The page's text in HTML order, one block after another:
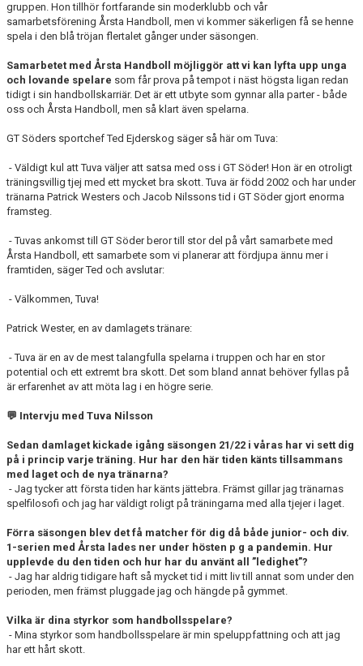
gruppen. Hon tillhör fortfarande sin moderklubb och vår
samarbetsförening Årsta Handboll, men vi kommer säkerligen få se henne
spela i den blå tröjan flertalet gånger under säsongen.
Samarbetet med Årsta Handboll möjliggör att vi kan lyfta upp unga
och lovande spelare som får prova på tempot i näst högsta ligan redan
tidigt i sin handbollskarriär. Det är ett utbyte som gynnar alla parter - både
oss och Årsta Handboll, men så klart även spelarna.
GT Söders sportchef Ted Ejderskog säger så här om Tuva:
- Väldigt kul att Tuva väljer att satsa med oss i GT Söder! Hon är en otroligt
träningsvillig tjej med ett mycket bra skott. Tuva är född 2002 och har under
tränarna Patrick Westers och Jacob Nilssons tid i GT Söder gjort enorma
framsteg.
- Tuvas ankomst till GT Söder beror till stor del på vårt samarbete med
Årsta Handboll, ett samarbete som vi planerar att fördjupa ännu mer i
framtiden, säger Ted och avslutar:
- Välkommen, Tuva!
Patrick Wester, en av damlagets tränare:
- Tuva är en av de mest talangfulla spelarna i truppen och har en stor
potential och ett extremt bra skott. Det som bland annat behöver fyllas på
är erfarenhet av att möta lag i en högre serie.
💬 Intervju med Tuva Nilsson
Sedan damlaget kickade igång säsongen 21/22 i våras har vi sett dig
på i princip varje träning. Hur har den här tiden känts tillsammans
med laget och de nya tränarna?
- Jag tycker att första tiden har känts jättebra. Främst gillar jag tränarnas
spelfilosofi och jag har väldigt roligt på träningarna med alla tjejer i laget.
Förra säsongen blev det få matcher för dig då både junior- och div.
1-serien med Årsta lades ner under hösten p g a pandemin. Hur
upplevde du den tiden och hur har du använt all ”ledighet”?
- Jag har aldrig tidigare haft så mycket tid i mitt liv till annat som under den
perioden, men främst pluggade jag och hängde på gymmet.
Vilka är dina styrkor som handbollsspelare?
- Mina styrkor som handbollsspelare är min speluppfattning och att jag
har ett hårt skott.